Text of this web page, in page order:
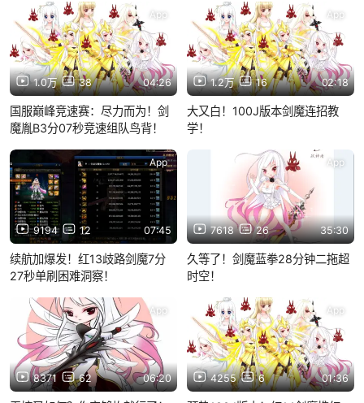
1.0万 38 04:26
App
国服巅峰竞速赛：尽力而为！剑
魔胤B3分07秒竞速组队鸟背！
1.2万 16 02:18
App
大又白！100J版本剑魔连招教
学！
9194 12 07:45
App
续航加爆发！红13歧路剑魔7分
27秒单刷困难洞察！
7618 26 35:30
App
久等了！剑魔蓝拳28分钟二拖超
时空！
8371 62 06:20
App
4255 6 01:36
App